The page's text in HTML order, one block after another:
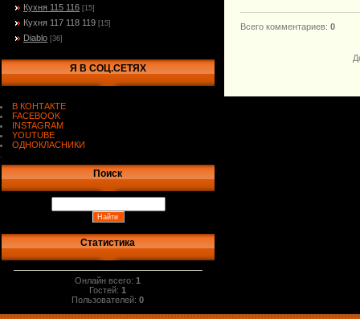
Кухня 115 116 [15]
Кухня 117 118 119 [15]
Diablo [36]
Я В СОЦ.СЕТЯХ
В КОНТАКТЕ
FACEBOOK
INSTAGRAM
YOUTUBE
ОДНОКЛАСНИКИ
Поиск
Статистика
Онлайн всего:1
Гостей:1
Пользователей:0
Всего комментариев: 0